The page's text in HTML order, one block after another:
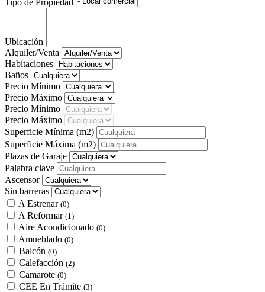
Ubicación
Alquiler/Venta
Habitaciones
Baños
Precio Mínimo
Precio Máximo
Precio Mínimo
Precio Máximo
Superficie Mínima (m2)
Superficie Máxima (m2)
Plazas de Garaje
Palabra clave
Ascensor
Sin barreras
A Estrenar (0)
A Reformar (1)
Aire Acondicionado (0)
Amueblado (0)
Balcón (0)
Calefacción (2)
Camarote (0)
CEE En Trámite (3)